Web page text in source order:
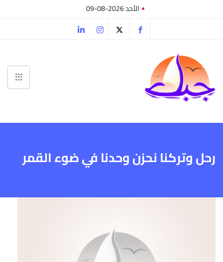
الأحد 2026-08-09
رحل وتركنا نحزن وحدنا في ضوء القمر